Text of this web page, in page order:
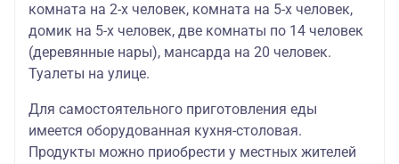
комната на 2-х человек, комната на 5-х человек,
домик на 5-х человек, две комнаты по 14 человек
(деревянные нары), мансарда на 20 человек.
Туалеты на улице.
Для самостоятельного приготовления еды
имеется оборудованная кухня-столовая.
Продукты можно приобрести у местных жителей